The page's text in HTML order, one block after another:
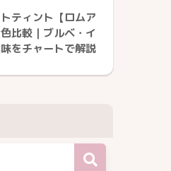
ティント【ロムア
比較｜ブルベ・イ
をチャートで解説